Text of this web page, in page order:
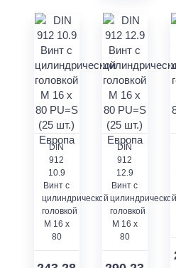
DIN
912
10.9
Винт с
цилиндрической
головкой
M 16 x
80
DIN
912
12.9
Винт с
цилиндрической
головкой
M 16 x
80